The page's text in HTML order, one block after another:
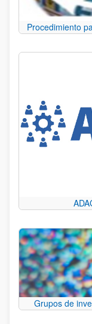
Procedimiento
Grupos de